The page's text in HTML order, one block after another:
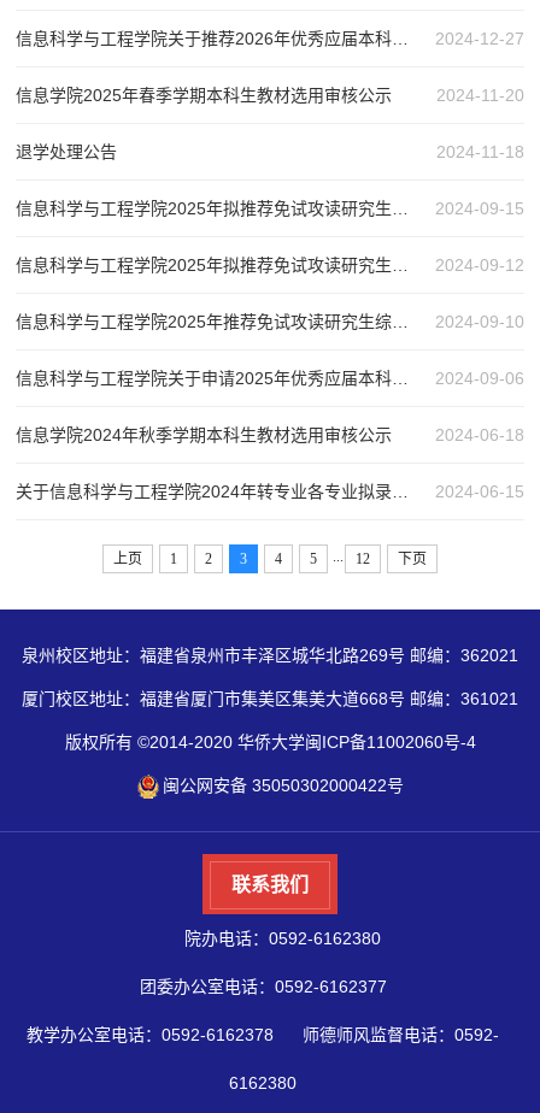
2024-12-27
2024-11-20
信息学院2025年春季学期本科生教材选用审核公示
2024-11-18
退学处理公告
2024-09-15
2024-09-12
2024-09-10
2024-09-06
2024-06-18
信息学院2024年秋季学期本科生教材选用审核公示
2024-06-15
上页 1 2 3 4 5 ... 12 下页
泉州校区地址：福建省泉州市丰泽区城华北路269号 邮编：362021
厦门校区地址：福建省厦门市集美区集美大道668号 邮编：361021
版权所有 ©2014-2020 华侨大学闽ICP备11002060号-4
闽公网安备 35050302000422号
联系我们
院办电话：0592-6162380
团委办公室电话：0592-6162377
教学办公室电话：0592-6162378 师德师风监督电话：0592-
6162380